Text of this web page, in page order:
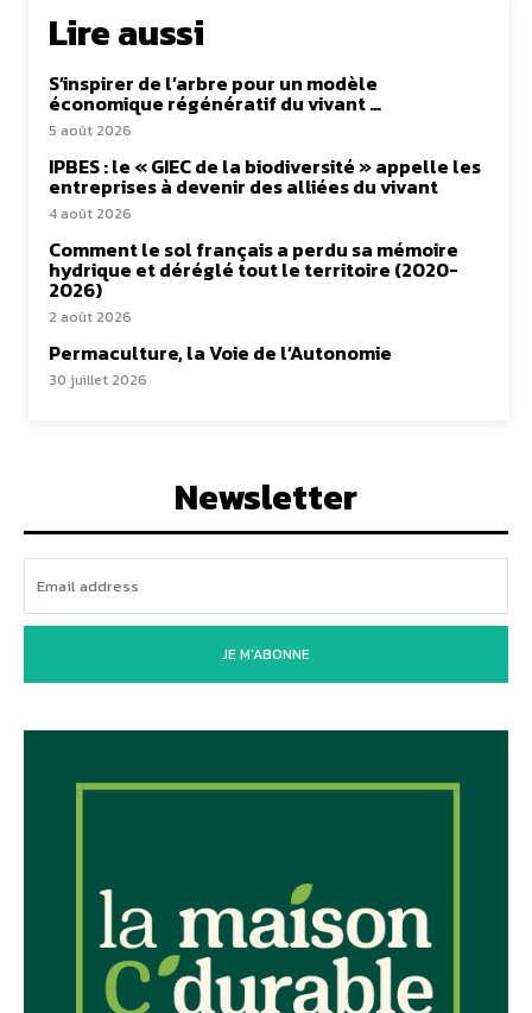
Lire aussi
S’inspirer de l’arbre pour un modèle
économique régénératif du vivant …
5 août 2026
IPBES : le « GIEC de la biodiversité » appelle les
entreprises à devenir des alliées du vivant
4 août 2026
Comment le sol français a perdu sa mémoire
hydrique et déréglé tout le territoire (2020-
2026)
2 août 2026
Permaculture, la Voie de l’Autonomie
30 juillet 2026
Newsletter
JE M'ABONNE